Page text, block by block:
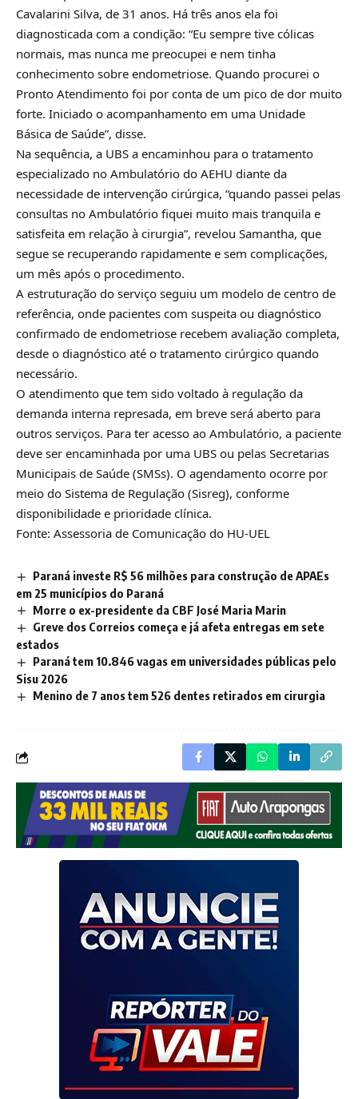
Cavalarini Silva, de 31 anos. Há três anos ela foi
diagnosticada com a condição: “Eu sempre tive cólicas
normais, mas nunca me preocupei e nem tinha
conhecimento sobre endometriose. Quando procurei o
Pronto Atendimento foi por conta de um pico de dor muito
forte. Iniciado o acompanhamento em uma Unidade
Básica de Saúde”, disse.
Na sequência, a UBS a encaminhou para o tratamento
especializado no Ambulatório do AEHU diante da
necessidade de intervenção cirúrgica, “quando passei pelas
consultas no Ambulatório fiquei muito mais tranquila e
satisfeita em relação à cirurgia”, revelou Samantha, que
segue se recuperando rapidamente e sem complicações,
um mês após o procedimento.
A estruturação do serviço seguiu um modelo de centro de
referência, onde pacientes com suspeita ou diagnóstico
confirmado de endometriose recebem avaliação completa,
desde o diagnóstico até o tratamento cirúrgico quando
necessário.
O atendimento que tem sido voltado à regulação da
demanda interna represada, em breve será aberto para
outros serviços. Para ter acesso ao Ambulatório, a paciente
deve ser encaminhada por uma UBS ou pelas Secretarias
Municipais de Saúde (SMSs). O agendamento ocorre por
meio do Sistema de Regulação (Sisreg), conforme
disponibilidade e prioridade clínica.
Fonte: Assessoria de Comunicação do HU-UEL
Paraná investe R$ 56 milhões para construção de APAEs
em 25 municípios do Paraná
Morre o ex-presidente da CBF José Maria Marin
Greve dos Correios começa e já afeta entregas em sete
estados
Paraná tem 10.846 vagas em universidades públicas pelo
Sisu 2026
Menino de 7 anos tem 526 dentes retirados em cirurgia